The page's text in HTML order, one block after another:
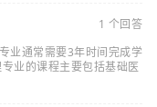
1 个回答
业通常需要3年时间完成学
业的课程主要包括基础医